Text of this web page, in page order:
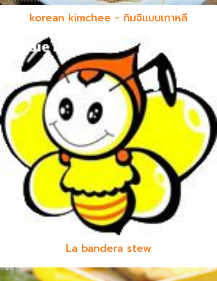
korean kimchee - กิมจิแบบเกาหลี
La bandera stew